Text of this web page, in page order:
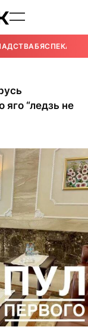
БЯСПЕКА
яго “ледзь не